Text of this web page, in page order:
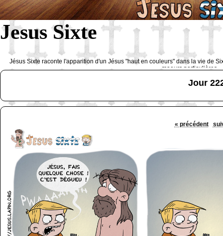
Jesus Sixte
Jésus Sixte raconte l'apparition d'un Jésus "haut en couleurs" dans la vie de
moeurs particulières
Jour
« précédent